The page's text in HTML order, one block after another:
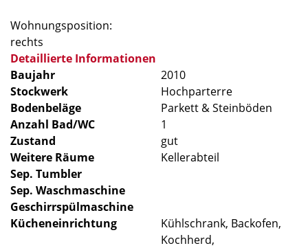
Wohnungsposition:
rechts
Detaillierte Informationen
Baujahr
2010
Stockwerk
Hochparterre
Bodenbeläge
Parkett & Steinböden
Anzahl Bad/WC
1
Zustand
gut
Weitere Räume
Kellerabteil
Sep. Tumbler
Sep. Waschmaschine
Geschirrspülmaschine
Kücheneinrichtung
Kühlschrank, Backofen,
Kochherd,